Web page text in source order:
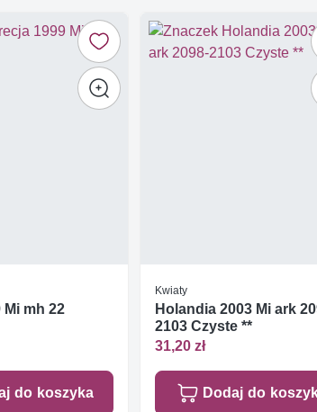
Mi mh 22
do koszyka
Kwiaty
Holandia 2003 Mi ark
2103 Czyste **
31,20 zł
Dodaj do